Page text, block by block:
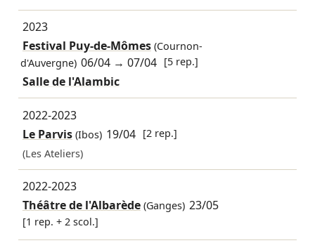
2023
Festival Puy-de-Mômes(Cournon-
d'Auvergne) 06/04 →07/04 [5 rep.]
Salle de l'Alambic
2022-2023
Le Parvis(Ibos) 19/04 [2 rep.]
(Les Ateliers)
2022-2023
Théâtre de l'Albarède(Ganges) 23/05
[1 rep. + 2 scol.]